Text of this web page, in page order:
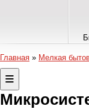
Главная » Мелкая